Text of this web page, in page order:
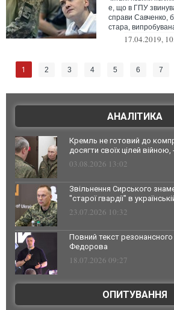
е, що в ГПУ
справи Савченко,
стара,
17.04.2019,
1 2 3 4 5 6 7
АНАЛІТИКА
Кремль не готовий до
досягти своїх цілей
03.08.2026 13:02
Звільнення Сирського
"старої гвардії" в
23.07.2026 10:32
Повний текст
Федорова
18.07.2026 09:27
ОПИТУВАННЯ